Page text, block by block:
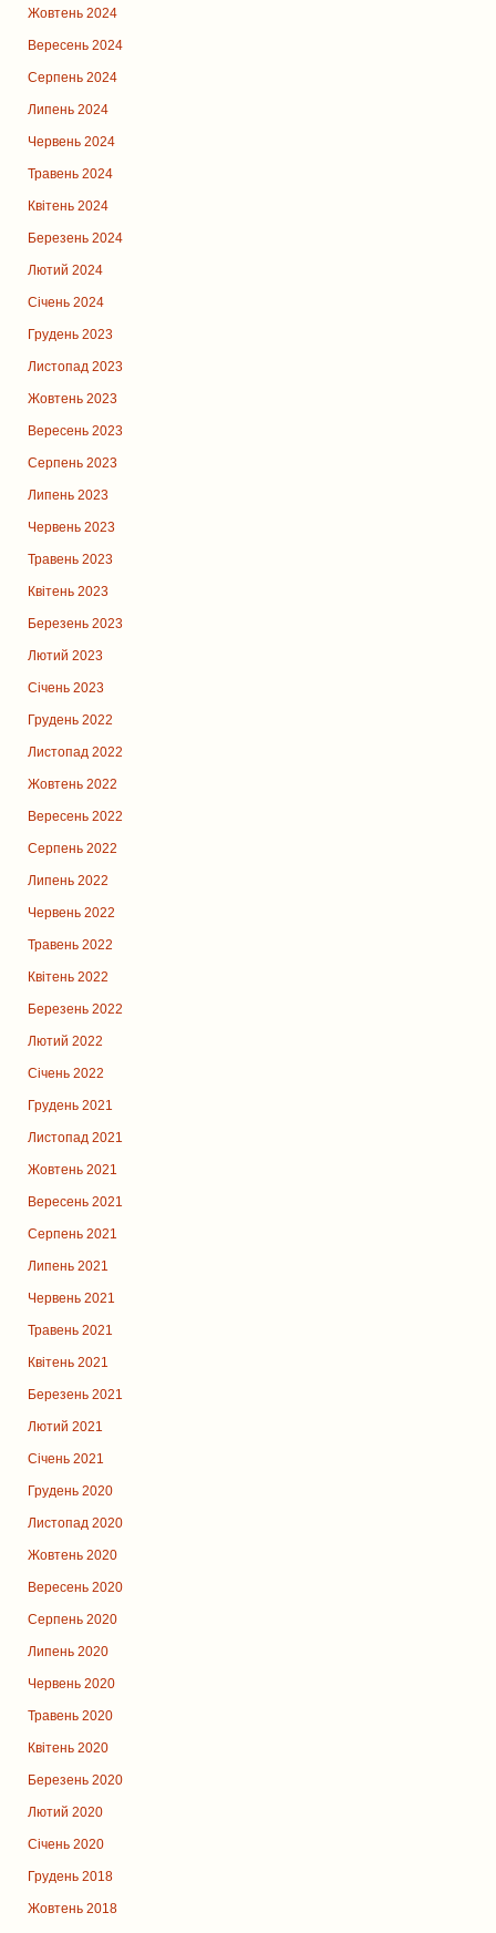
Жовтень 2024
Вересень 2024
Серпень 2024
Липень 2024
Червень 2024
Травень 2024
Квітень 2024
Березень 2024
Лютий 2024
Січень 2024
Грудень 2023
Листопад 2023
Жовтень 2023
Вересень 2023
Серпень 2023
Липень 2023
Червень 2023
Травень 2023
Квітень 2023
Березень 2023
Лютий 2023
Січень 2023
Грудень 2022
Листопад 2022
Жовтень 2022
Вересень 2022
Серпень 2022
Липень 2022
Червень 2022
Травень 2022
Квітень 2022
Березень 2022
Лютий 2022
Січень 2022
Грудень 2021
Листопад 2021
Жовтень 2021
Вересень 2021
Серпень 2021
Липень 2021
Червень 2021
Травень 2021
Квітень 2021
Березень 2021
Лютий 2021
Січень 2021
Грудень 2020
Листопад 2020
Жовтень 2020
Вересень 2020
Серпень 2020
Липень 2020
Червень 2020
Травень 2020
Квітень 2020
Березень 2020
Лютий 2020
Січень 2020
Грудень 2018
Жовтень 2018